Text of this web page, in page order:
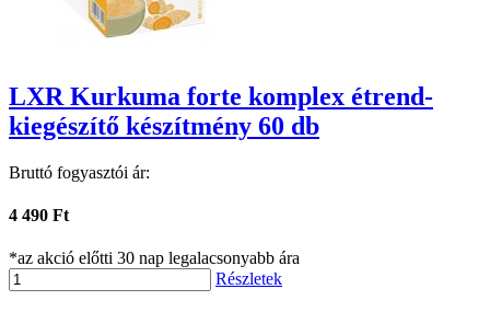
LXR Kurkuma forte komplex étrend-
kiegészítő készítmény 60 db
Bruttó fogyasztói ár:
4 490 Ft
*az akció előtti 30 nap legalacsonyabb ára
Részletek